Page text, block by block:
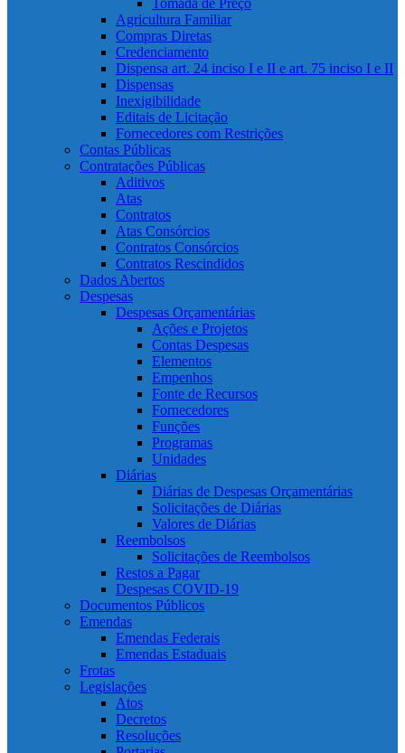
Tomada de Preço
Agricultura Familiar
Compras Diretas
Credenciamento
Dispensa art. 24 inciso I e II e art. 75 inciso I e II
Dispensas
Inexigibilidade
Editais de Licitação
Fornecedores com Restrições
Contas Públicas
Contratações Públicas
Aditivos
Atas
Contratos
Atas Consórcios
Contratos Consórcios
Contratos Rescindidos
Dados Abertos
Despesas
Despesas Orçamentárias
Ações e Projetos
Contas Despesas
Elementos
Empenhos
Fonte de Recursos
Fornecedores
Funções
Programas
Unidades
Diárias
Diárias de Despesas Orçamentárias
Solicitações de Diárias
Valores de Diárias
Reembolsos
Solicitações de Reembolsos
Restos a Pagar
Despesas COVID-19
Documentos Públicos
Emendas
Emendas Federais
Emendas Estaduais
Frotas
Legislações
Atos
Decretos
Resoluções